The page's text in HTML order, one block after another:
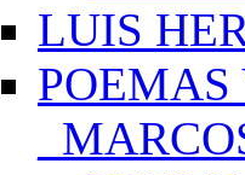
LUIS